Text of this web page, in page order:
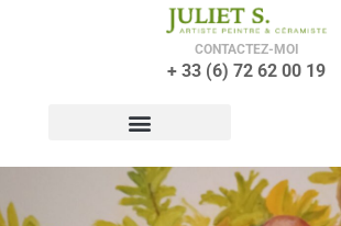
CONTACTEZ-MOI
+ 33 (6) 72 62 00 19